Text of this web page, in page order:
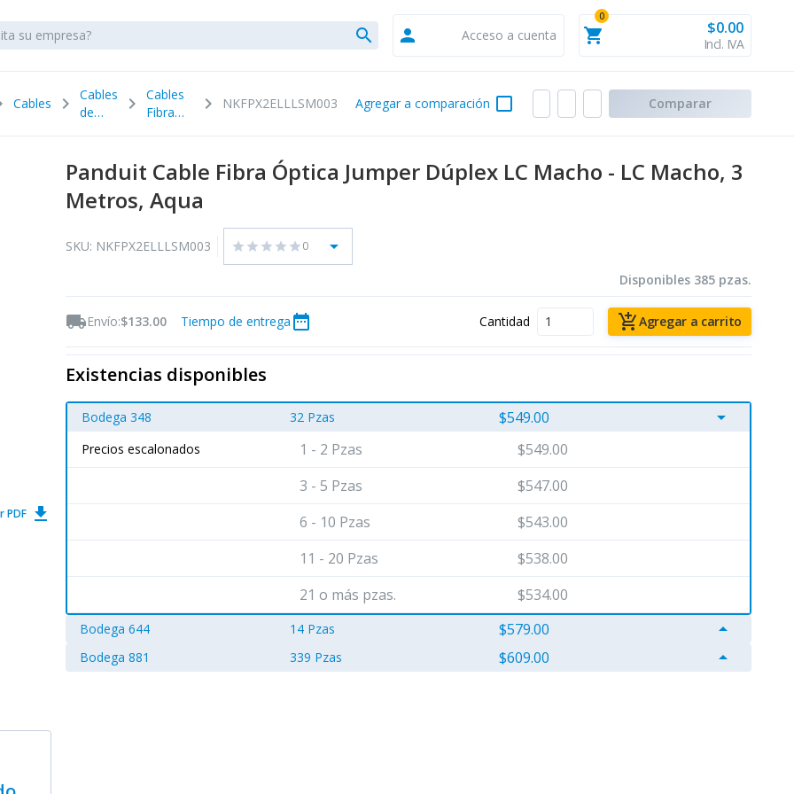
search person Acceso a cuenta shopping_cart
0
$0.00
Incl. IVA
Cables chevron_right
Cables
de
chevron_right
Cables
Fibra
chevron_right NKFPX2ELLLSM003 check_box_outline_blank
Agregar a comparación Comparar
PDF get_app
Panduit Cable Fibra Óptica Jumper Dúplex LC Macho - LC Macho, 3
Metros, Aqua
SKU: NKFPX2ELLLSM003 star star star star star0 arrow_drop_down
Disponibles 385 pzas.
local_shippingEnvío:$133.00 Tiempo de entrega date_range Cantidad add_shopping_cartAgregar a carrito
Existencias disponibles
arrow_drop_down
Bodega 348 32 Pzas $549.00
Precios escalonados 1 - 2 Pzas
$549.00
3 - 5 Pzas
$547.00
6 - 10 Pzas
$543.00
11 - 20 Pzas
$538.00
21 o más pzas.
$534.00
arrow_drop_up
Bodega 644 14 Pzas $579.00
arrow_drop_up
Bodega 881 339 Pzas $609.00